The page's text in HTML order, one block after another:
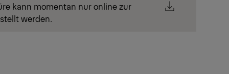
kann momentan nur online zur
werden.